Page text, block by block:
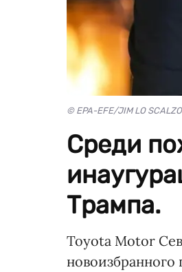
© EPA-EFE/JIM LO SCALZO
Среди
Трампа.
Toyota Motor
новоизбранного